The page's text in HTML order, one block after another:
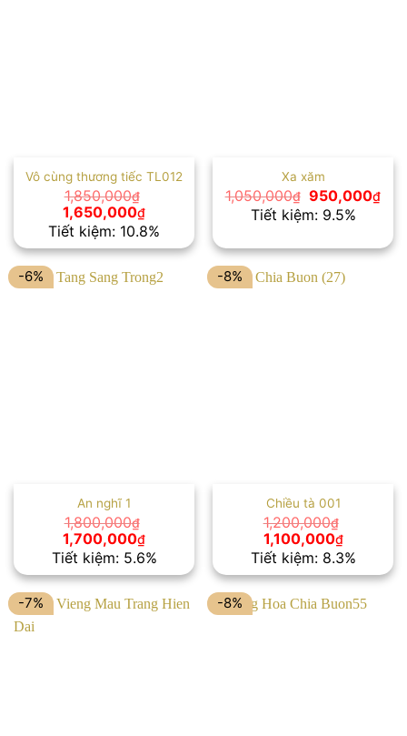
Vô cùng thương tiếc TL012
1,850,000₫
Giá
gốc
là:
1,850,000₫.
1,650,000₫Giá
hiện
tại
là:
1,650,000₫.
Tiết kiệm: 10.8%
Xa xăm
1,050,000₫ Giá
gốc
là:
950,000₫Giá
là:
Tiết kiệm: 9.5%
-6%
An nghĩ 1
1,800,000₫
Giá
gốc
là:
1,800,000₫.
1,700,000₫Giá
hiện
tại
là:
1,700,000₫.
Tiết kiệm: 5.6%
-8%
Chiều tà 001
1,200,000₫
Giá
gốc
là:
1,200,000₫.
1,100,000₫Giá
hiện
tại
là:
Tiết kiệm: 8.3%
-7% -8%